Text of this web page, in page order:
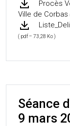
Procès
Ville de Corbas
( pdf – 73,28 Ko )
Séance
9 mars